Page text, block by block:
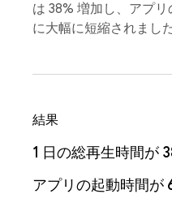
は 38% 増加し、アプ
に大幅に短縮されました
結果
1 日の総再生時間が
アプリの起動時間が